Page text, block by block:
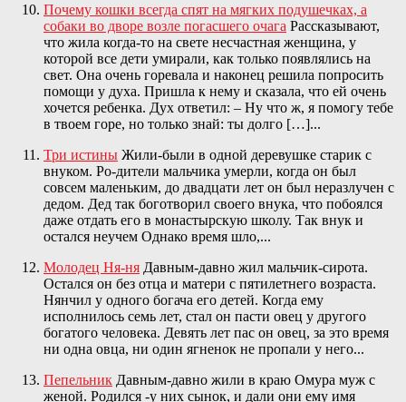
Почему кошки всегда спят на мягких подушечках, а
собаки во дворе возле погасшего очага Рассказывают,
что жила когда-то на свете несчастная женщина, у
которой все дети умирали, как только появлялись на
свет. Она очень горевала и наконец решила попросить
помощи у духа. Пришла к нему и сказала, что ей очень
хочется ребенка. Дух ответил: – Ну что ж, я помогу тебе
в твоем горе, но только знай: ты долго […]...
Три истины Жили-были в одной деревушке старик с
внуком. Ро-дители мальчика умерли, когда он был
совсем маленьким, до двадцати лет он был неразлучен с
дедом. Дед так боготворил своего внука, что побоялся
даже отдать его в монастырскую школу. Так внук и
остался неучем Однако время шло,...
Молодец Ня-ня Давным-давно жил мальчик-сирота.
Остался он без отца и матери с пятилетнего возраста.
Нянчил у одного богача его детей. Когда ему
исполнилось семь лет, стал он пасти овец у другого
богатого человека. Девять лет пас он овец, за это время
ни одна овца, ни один ягненок не пропали у него...
Пепельник Давным-давно жили в краю Омура муж с
женой. Родился -у них сынок, и дали они ему имя